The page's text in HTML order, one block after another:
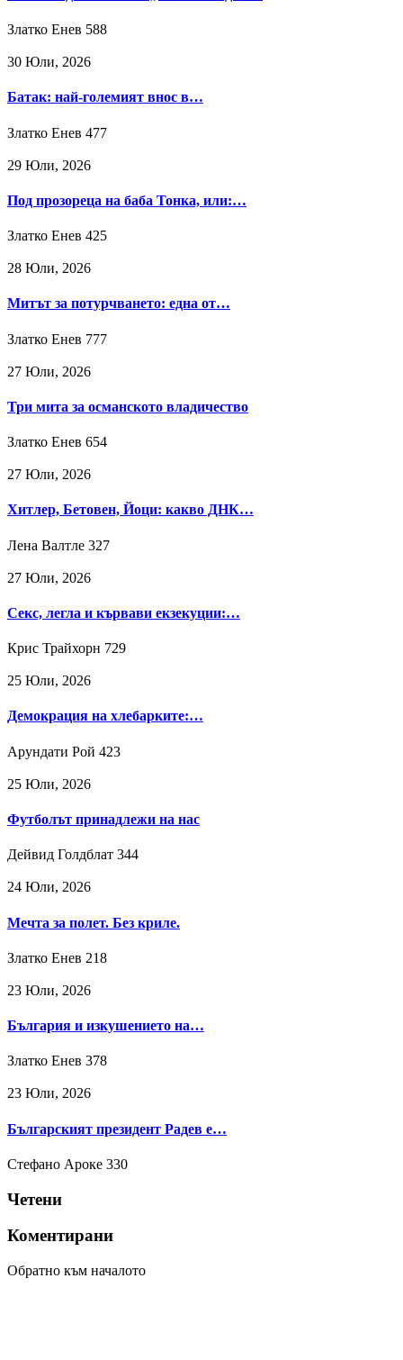
Златко Енев 588
30 Юли, 2026
Батак: най-големият внос в…
Златко Енев 477
29 Юли, 2026
Под прозореца на баба Тонка, или:…
Златко Енев 425
28 Юли, 2026
Митът за потурчването: една от…
Златко Енев 777
27 Юли, 2026
Три мита за османското владичество
Златко Енев 654
27 Юли, 2026
Хитлер, Бетовен, Йоци: какво ДНК…
Лена Валтле 327
27 Юли, 2026
Секс, легла и кървави екзекуции:…
Крис Трайхорн 729
25 Юли, 2026
Демокрация на хлебарките:…
Арундати Рой 423
25 Юли, 2026
Футболът принадлежи на нас
Дейвид Голдблат 344
24 Юли, 2026
Мечта за полет. Без криле.
Златко Енев 218
23 Юли, 2026
България и изкушението на…
Златко Енев 378
23 Юли, 2026
Българският президент Радев е…
Стефано Ароке 330
Четени
Коментирани
Обратно към началото